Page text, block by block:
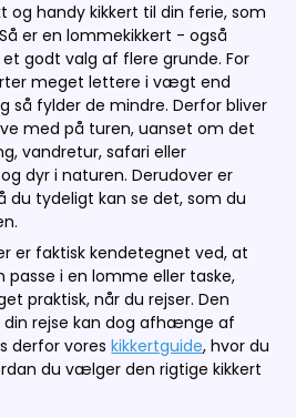
og handy kikkert til din ferie, som
er en lommekikkert - også
godt valg af flere grunde. For
meget lettere i vægt end
så fylder de mindre. Derfor bliver
med på turen, uanset om det
vandretur, safari eller
dyr i naturen. Derudover er
du tydeligt kan se det, som du
er faktisk kendetegnet ved, at
passe i en lomme eller taske,
praktisk, når du rejser. Den
rejse kan dog afhænge af
derfor voreskikkertguide, hvor du
du vælger den rigtige kikkert